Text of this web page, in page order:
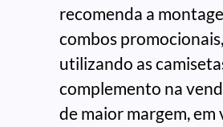
recomenda a
combos promocionais,
utilizando as
complemento na
de maior margem, em